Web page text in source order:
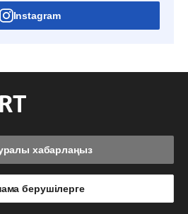
Instagram
хабарлаңыз
берушілерге